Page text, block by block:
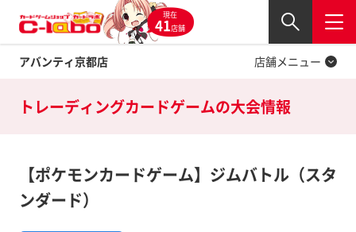
現在
41店舗
アバンティ京都店
閉じる
店舗メニュー
Twitter
トレーディングカードゲームの大会情報
【ポケモンカードゲーム】ジムバトル（スタ
ンダード）